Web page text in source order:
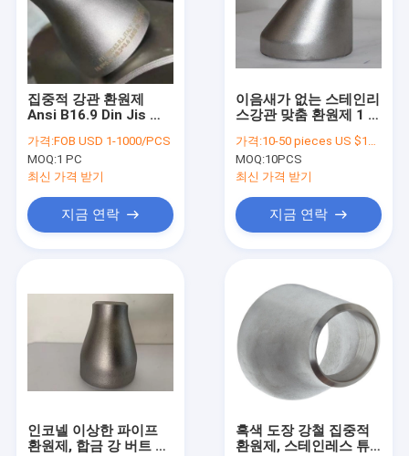
제품
우리에 대하여
공장 여행
집중적 강관 환원제
Ansi B16.9 Din Jis 표
가격:FOB USD 1-1000/PCS
MOQ:1 PC
최신 가격 받기
지금 연락
이음새가 없는 스테인리
스강관 맞춤 환원제 1 /
가격:10-50 pieces US $18.6 / Piece;>50 pieces US $ 15.4/ Piece
MOQ:10PCS
최신 가격 받기
지금 연락
인코넬 이상한 파이프
환원제, 합금 강 버트 접
흑색 도장 강철 집중적
환원제, 스테인레스 튜